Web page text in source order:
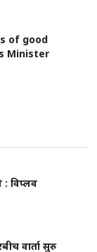
of good
Minister
: विप्लव
वार्ता सुरु